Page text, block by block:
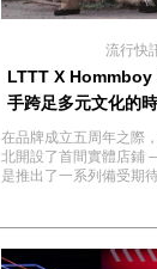
流行快
LTTT X
手跨足多元文化的
在品牌成立五周年之際
北開設了首間實體店鋪
是推出了一系列備受期